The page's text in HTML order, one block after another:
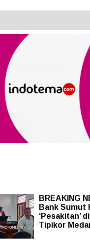
BREAKING
Bank Sumut
‘Pesakitan’
Tipikor